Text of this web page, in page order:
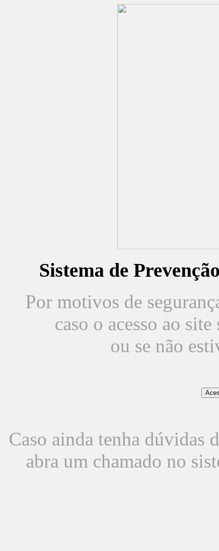
Sistema de
Por motivos de
caso o acesso ao
ou se não
Caso ainda tenha dúvidas
abra um chamado no